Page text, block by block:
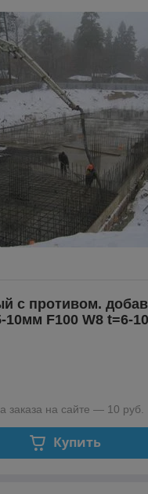
с противом.
F100 W8 t=6-
на сайте — 10 руб.
Купить